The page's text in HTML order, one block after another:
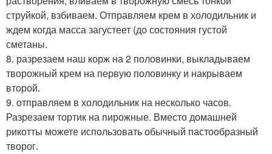
струйкой, взбиваем. Отправляем крем в холодильник и
ждем когда масса загустеет (до состояния густой
сметаны.
8. разрезаем наш корж на 2 половинки, выкладываем
творожный крем на первую половинку и накрываем
второй.
9. отправляем в холодильник на несколько часов.
Разрезаем тортик на пирожные. Вместо домашней
рикотты можете использовать обычный пастообразный
творог.